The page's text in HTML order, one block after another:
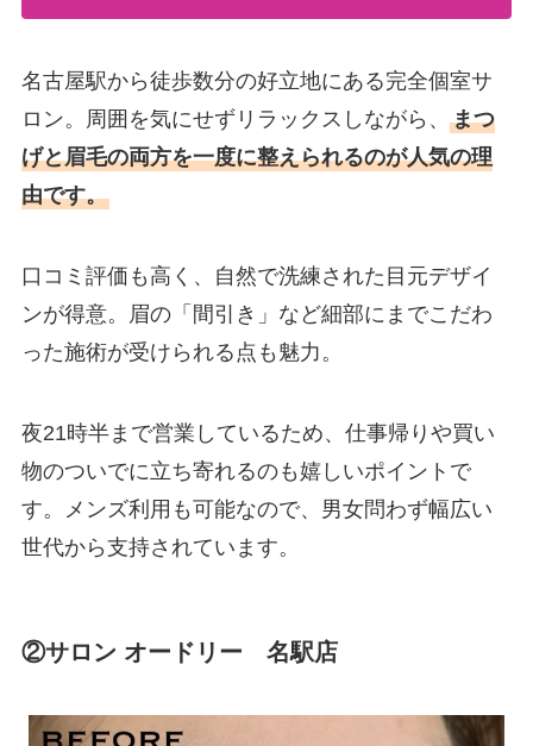
名古屋駅から徒歩数分の好立地にある完全個室サ
ロン。周囲を気にせずリラックスしながら、 まつ
げと眉毛の両方を一度に整えられるのが人気の理
由です。
口コミ評価も高く、自然で洗練された目元デザイ
ンが得意。眉の「間引き」など細部にまでこだわ
った施術が受けられる点も魅力。
夜21時半まで営業しているため、仕事帰りや買い
物のついでに立ち寄れるのも嬉しいポイントで
す。メンズ利用も可能なので、男女問わず幅広い
世代から支持されています。
②サロン オードリー 名駅店